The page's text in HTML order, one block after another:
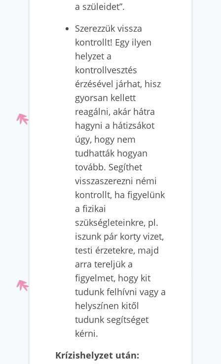
a szüleidet”.
Szerezzük vissza
kontrollt! Egy ilyen
helyzet a
kontrollvesztés
érzésével járhat, hisz
gyorsan kellett
reagálni, akár hátra
hagyni a hátizsákot
úgy, hogy nem
tudhatták hogyan
tovább. Segíthet
visszaszerezni némi
kontrollt, ha figyelünk
a fizikai
szükségleteinkre, pl.
iszunk pár korty vizet,
testi érzetekre, majd
arra tereljük a
figyelmet, hogy kit
tudunk felhívni vagy a
helyszínen kitől
tudunk segítséget
kérni.
Krízishelyzet után: